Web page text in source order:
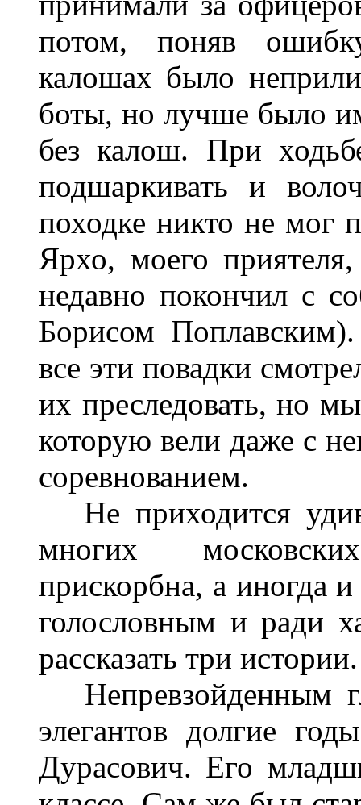
потом, поняв
калошах было
боты, но лучше было
без калош. При
подшаркивать и
походке никто не мог
Ярхо, моего
недавно покончил с
Борисом Поплавским).
все эти повадки
их преследовать, но
которую вели даже с
соревнованием.
Не приходится
многих
прискорбна, а иногда
голословным и ради
рассказать три истории.
Непревзойденным
элегантов долгие
Дурасович. Его